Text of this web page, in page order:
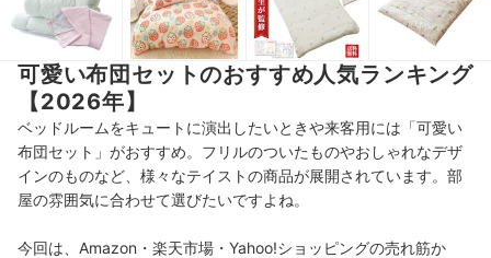
可愛い布団セットのおすすめ人気ランキング
【2026年】
ベッドルームをキュートに演出したいときや来客用には「可愛い
布団セット」がおすすめ。フリルのついたものやおしゃれなデザ
インのものなど、 様々なテイストの商品が展開されています。 部
屋の雰囲気に合わせて選びたいですよね。
今回は、Amazon・楽天市場・Yahoo!ショッピングの売れ筋か